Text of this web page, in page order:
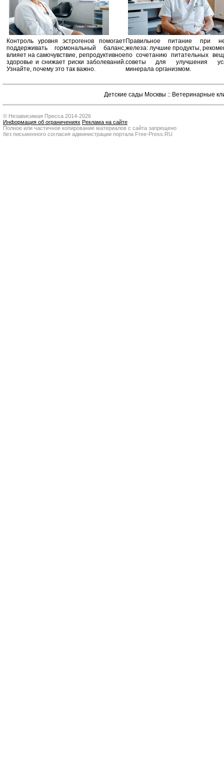
Контроль уровня эстрогенов помогает
поддерживать гормональный баланс,
влияет на самочувствие, репродуктивное
здоровье и снижает риски заболеваний.
Узнайте, почему это так важно.
Правильное питание при
железа: лучшие продукты,
по сочетанию питательных
советы для улучшения
минерала организмом.
Детские сады Москвы :: Ветеринарные
© Независимая Пресса 2014-2026
Информация об ограничениях Реклама на сайте
Полное или частичное копирование материалов с сайта запрещено
без письменного согласия администрации портала Free-Press.RU